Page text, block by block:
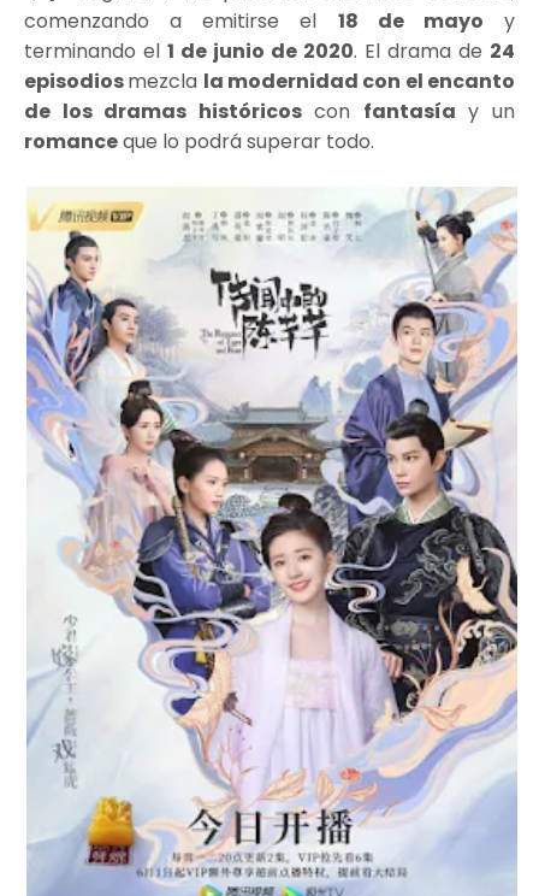
comenzando a emitirse el 18 de mayo y
terminando el 1 de junio de 2020. El drama de 24
episodiosmezcla la modernidad con el encanto
de los dramas históricoscon fantasía y un
romanceque lo podrá superar todo.